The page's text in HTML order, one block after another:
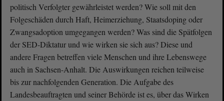
politisch Verfolgter gewährleistet werden? Wie soll mit den
Folgeschäden durch Haft, Heimerziehung, Staatsdoping oder
Zwangsadoption umgegangen werden? Was sind die Spätfolgen
der SED-Diktatur und wie wirken sie sich aus? Diese und
andere Fragen betreffen viele Menschen und ihre Lebenswege
auch in Sachsen-Anhalt. Die Auswirkungen reichen teilweise
bis zur nachfolgenden Generation. Die Aufgabe des
Landesbeauftragten und seiner Behörde ist es, über das Wirken